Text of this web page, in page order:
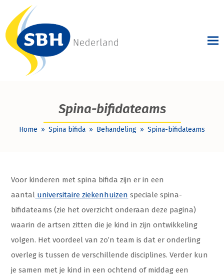
Spina-bifidateams
Home » Spina bifida » Behandeling » Spina-bifidateams
Voor kinderen met spina bifida zijn er in een
aantal universitaire ziekenhuizen speciale spina-
bifidateams (zie het overzicht onderaan deze pagina)
waarin de artsen zitten die je kind in zijn ontwikkeling
volgen. Het voordeel van zo’n team is dat er onderling
overleg is tussen de verschillende disciplines. Verder kun
je samen met je kind in een ochtend of middag een